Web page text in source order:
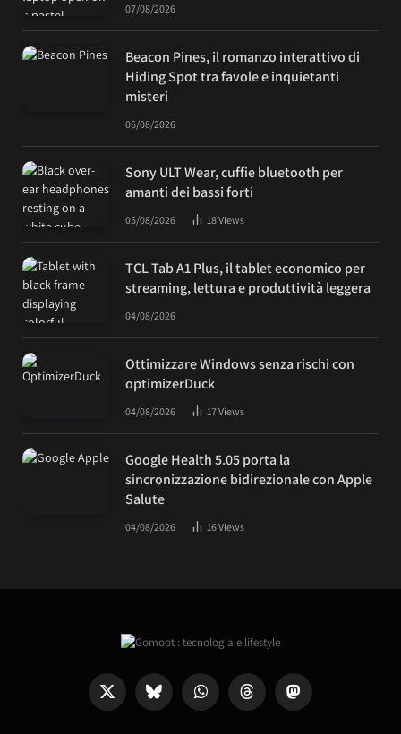
07/08/2026
Beacon Pines, il romanzo interattivo di
Hiding Spot tra favole e inquietanti
misteri
06/08/2026
Sony ULT Wear, cuffie bluetooth per
amanti dei bassi forti
05/08/2026 18Views
TCL Tab A1 Plus, il tablet economico per
streaming, lettura e produttività leggera
04/08/2026
Ottimizzare Windows senza rischi con
optimizerDuck
04/08/2026 17Views
Google Health 5.05 porta la
sincronizzazione bidirezionale con Apple
Salute
04/08/2026 16Views
X
(Twitter)
Bluesky WhatsAppThreads Mastodon